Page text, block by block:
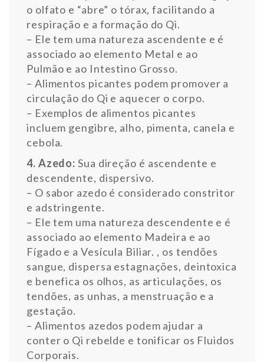
o olfato e “abre” o tórax, facilitando a
respiração e a formação do Qi.
– Ele tem uma natureza ascendente e é
associado ao elemento Metal e ao
Pulmão e ao Intestino Grosso.
– Alimentos picantes podem promover a
circulação do Qi e aquecer o corpo.
– Exemplos de alimentos picantes
incluem gengibre, alho, pimenta, canela e
cebola.
4. Azedo: Sua direção é ascendente e
descendente, dispersivo.
– O sabor azedo é considerado constritor
e adstringente.
– Ele tem uma natureza descendente e é
associado ao elemento Madeira e ao
Fígado e a Vesícula Biliar. , os tendões
sangue, dispersa estagnações, deintoxica
e benefica os olhos, as articulações, os
tendões, as unhas, a menstruação e a
gestação.
– Alimentos azedos podem ajudar a
conter o Qi rebelde e tonificar os Fluidos
Corporais.